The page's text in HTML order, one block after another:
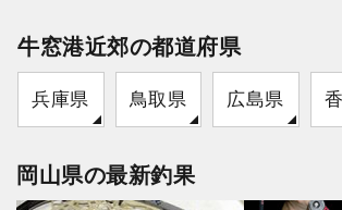
牛窓港近郊の都道府県
兵庫県 鳥取県 広島県
岡山県の最新釣果